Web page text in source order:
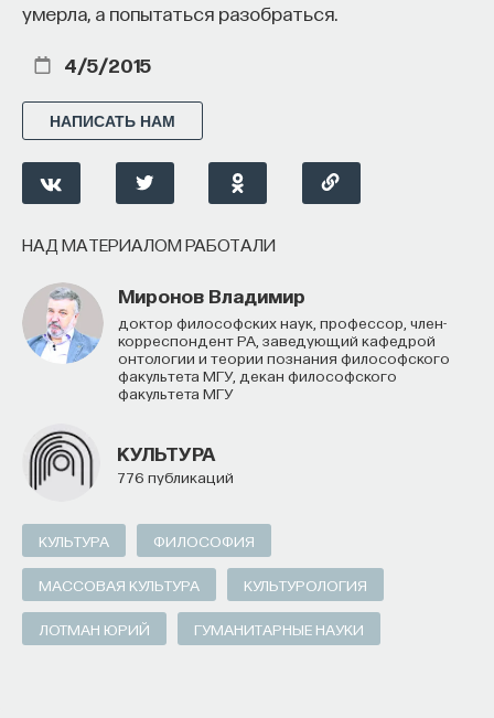
умерла, а попытаться разобраться.
4/5/2015
НАПИСАТЬ НАМ
НАД МАТЕРИАЛОМ РАБОТАЛИ
Миронов Владимир
доктор философских наук, профессор, член-
корреспондент РА, заведующий кафедрой
онтологии и теории познания философского
факультета МГУ, декан философского
факультета МГУ
КУЛЬТУРА
776 публикаций
КУЛЬТУРА ФИЛОСОФИЯ
МАССОВАЯ КУЛЬТУРА КУЛЬТУРОЛОГИЯ
ЛОТМАН ЮРИЙ ГУМАНИТАРНЫЕ НАУКИ